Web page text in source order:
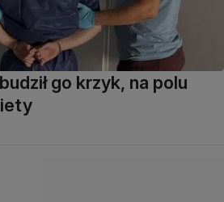
go krzyk, na polu